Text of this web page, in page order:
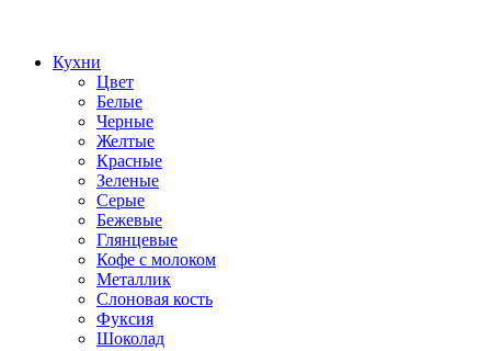
Кухни
Цвет
Белые
Черные
Желтые
Красные
Зеленые
Серые
Бежевые
Глянцевые
Кофе с молоком
Металлик
Слоновая кость
Фуксия
Шоколад